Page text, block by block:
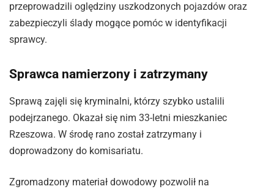
przeprowadzili oględziny uszkodzonych pojazdów oraz
zabezpieczyli ślady mogące pomóc w identyfikacji
sprawcy.
Sprawca namierzony i zatrzymany
Sprawą zajęli się kryminalni, którzy szybko ustalili
podejrzanego. Okazał się nim 33-letni mieszkaniec
Rzeszowa. W środę rano został zatrzymany i
doprowadzony do komisariatu.
Zgromadzony materiał dowodowy pozwolił na